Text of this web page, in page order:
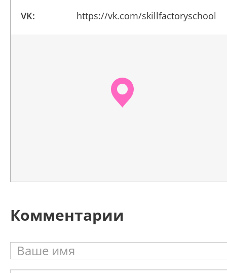
VK:
https://vk.com/skillfactoryschool
Комментарии